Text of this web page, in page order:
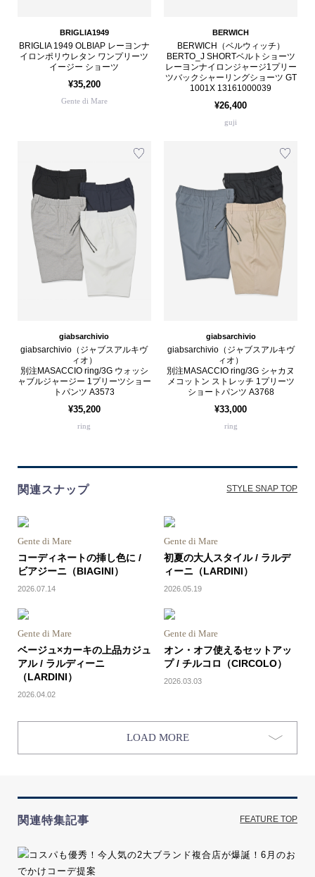
BRIGLIA1949
BRIGLIA 1949 OLBIAP レーヨンナ
イロンポリウレタン ワンプリーツ
イージー ショーツ
¥35,200
Gente di Mare
BERWICH
BERWICH（ベルウィッチ）
BERTO_J SHORTベルトショーツ
レーヨンナイロンジャージ1プリー
ツバックシャーリングショーツ GT
1001X 13161000039
¥26,400
guji
giabsarchivio
giabsarchivio（ジャブスアルキヴ
ィオ）
別注MASACCIO ring/3G ウォッシ
ャブルジャージー 1プリーツショー
トパンツ A3573
¥35,200
ring
giabsarchivio
giabsarchivio（ジャブスアルキヴ
ィオ）
別注MASACCIO ring/3G シャカヌ
メコットン ストレッチ 1プリーツ
ショートパンツ A3768
¥33,000
ring
関連スナップ STYLE SNAP TOP
Gente di Mare
コーディネートの挿し色に /
ビアジーニ（BIAGINI）
2026.07.14
Gente di Mare
初夏の大人スタイル / ラルデ
ィーニ（LARDINI）
2026.05.19
Gente di Mare
ベージュ×カーキの上品カジュ
アル / ラルディーニ
（LARDINI）
2026.04.02
Gente di Mare
オン・オフ使えるセットアッ
プ / チルコロ（CIRCOLO）
2026.03.03
LOAD MORE
関連特集記事 FEATURE TOP